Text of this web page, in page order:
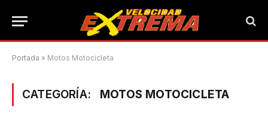
Portada » Motos Motocicleta
CATEGORÍA: MOTOS MOTOCICLETA